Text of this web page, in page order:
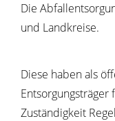
Die
und Landkreise.
Diese haben als
Zuständigkeit